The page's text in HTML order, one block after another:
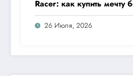
Racer: как купить мечту
26 Июля, 2026